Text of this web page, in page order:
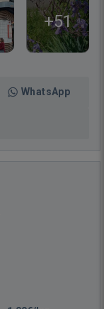
+51
WhatsApp